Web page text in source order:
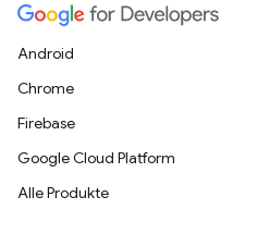
Android
Chrome
Firebase
Google Cloud Platform
Alle Produkte